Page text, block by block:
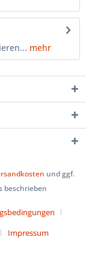
mehr
und ggf.
beschrieben
Impressum